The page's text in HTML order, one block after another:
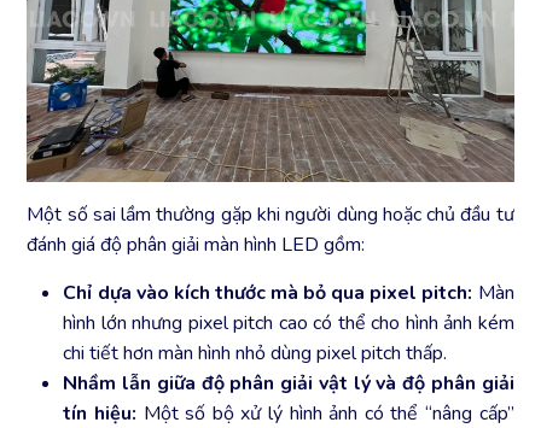
Một số sai lầm thường gặp khi người dùng hoặc chủ đầu tư
đánh giá độ phân giải màn hình LED gồm:
Chỉ dựa vào kích thước mà bỏ qua pixel pitch: Màn
hình lớn nhưng pixel pitch cao có thể cho hình ảnh kém
chi tiết hơn màn hình nhỏ dùng pixel pitch thấp.
Nhầm lẫn giữa độ phân giải vật lý và độ phân giải
tín hiệu: Một số bộ xử lý hình ảnh có thể “nâng cấp”